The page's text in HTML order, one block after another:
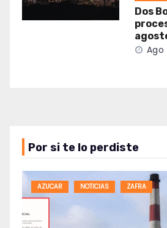
Dos
Ago
Por si te lo perdiste
AZUCAR NOTICIAS ZAFRA